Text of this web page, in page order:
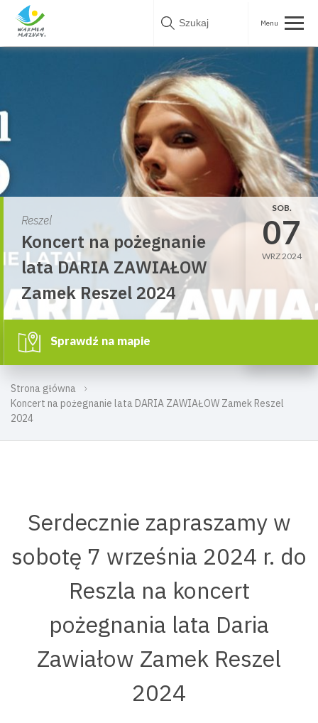
Skip
Strona główna
Koncert na pożegnanie lata DARIA ZAWIAŁOW Zamek Reszel
2024
Reszel
Koncert na pożegnanie
lata DARIA ZAWIAŁOW
Zamek Reszel 2024
SOB.
07
WRZ 2024
Sprawdź na mapie
Serdecznie zapraszamy w
sobotę 7 września 2024 r. do
Reszla na koncert
pożegnania lata Daria
Zawiałow Zamek Reszel
2024